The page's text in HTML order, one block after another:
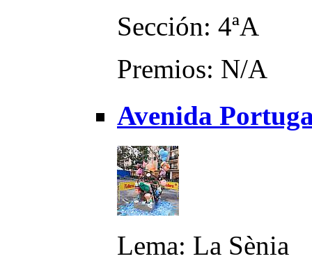
Sección: 4ªA
Premios: N/A
Avenida
Lema: La Sènia